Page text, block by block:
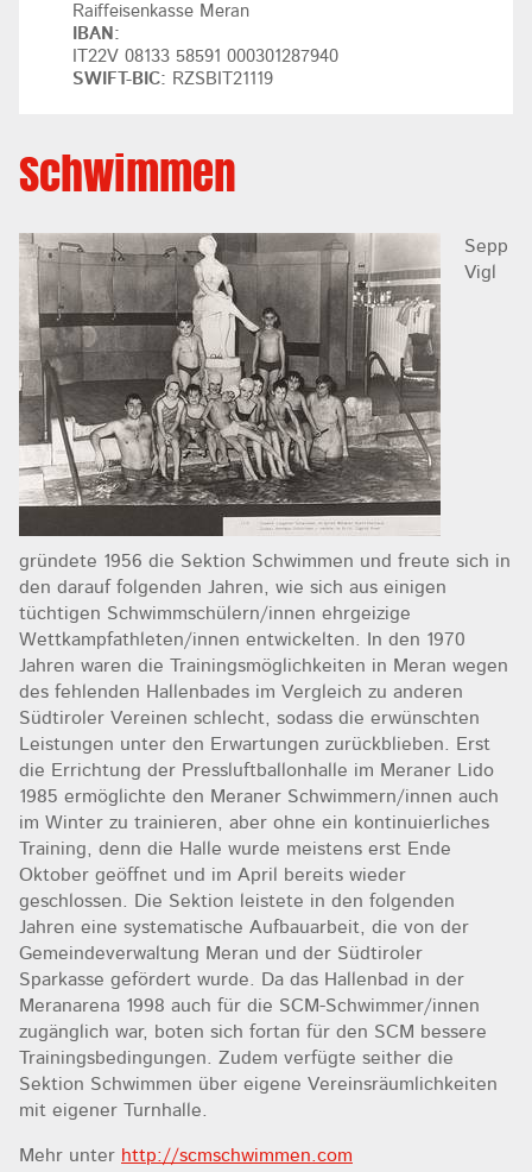
Raiffeisenkasse Meran
IBAN:
IT22V 08133 58591 000301287940
SWIFT-BIC: RZSBIT21119
Schwimmen
Sepp
Vigl
gründete 1956 die Sektion Schwimmen und freute sich in
den darauf folgenden Jahren, wie sich aus einigen
tüchtigen Schwimmschülern/innen ehrgeizige
Wettkampfathleten/innen entwickelten. In den 1970
Jahren waren die Trainingsmöglichkeiten in Meran wegen
des fehlenden Hallenbades im Vergleich zu anderen
Südtiroler Vereinen schlecht, sodass die erwünschten
Leistungen unter den Erwartungen zurückblieben. Erst
die Errichtung der Pressluftballonhalle im Meraner Lido
1985 ermöglichte den Meraner Schwimmern/innen auch
im Winter zu trainieren, aber ohne ein kontinuierliches
Training, denn die Halle wurde meistens erst Ende
Oktober geöffnet und im April bereits wieder
geschlossen. Die Sektion leistete in den folgenden
Jahren eine systematische Aufbauarbeit, die von der
Gemeindeverwaltung Meran und der Südtiroler
Sparkasse gefördert wurde. Da das Hallenbad in der
Meranarena 1998 auch für die SCM-Schwimmer/innen
zugänglich war, boten sich fortan für den SCM bessere
Trainingsbedingungen. Zudem verfügte seither die
Sektion Schwimmen über eigene Vereinsräumlichkeiten
mit eigener Turnhalle.
Mehr unter http://scmschwimmen.com